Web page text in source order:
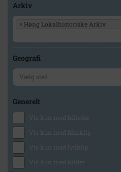
Arkiv
× Høng Lokalhistoriske Arkiv
Geografi
Generelt
Vis kun med billeder
Vis kun med filmklip
Vis kun med lydklip
Vis kun med kilder